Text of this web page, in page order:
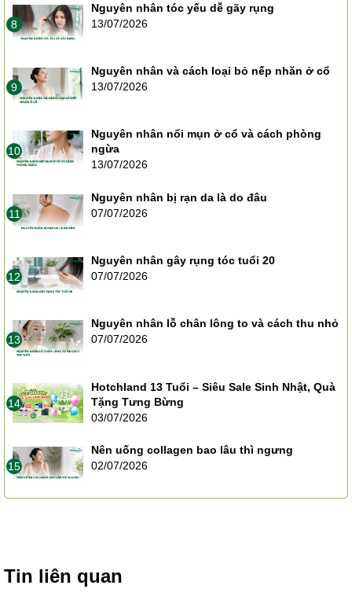
8
Nguyên nhân tóc yếu dễ gãy rụng
13/07/2026
9
Nguyên nhân và cách loại bỏ nếp nhăn ở cổ
13/07/2026
10
Nguyên nhân nổi mụn ở cổ và cách phòng
ngừa
13/07/2026
11
Nguyên nhân bị rạn da là do đâu
07/07/2026
12
Nguyên nhân gây rụng tóc tuổi 20
07/07/2026
13
Nguyên nhân lỗ chân lông to và cách thu nhỏ
07/07/2026
14
Hotchland 13 Tuổi – Siêu Sale Sinh Nhật, Quà
Tặng Tưng Bừng
03/07/2026
15
Nên uống collagen bao lâu thì ngưng
02/07/2026
Tin liên quan